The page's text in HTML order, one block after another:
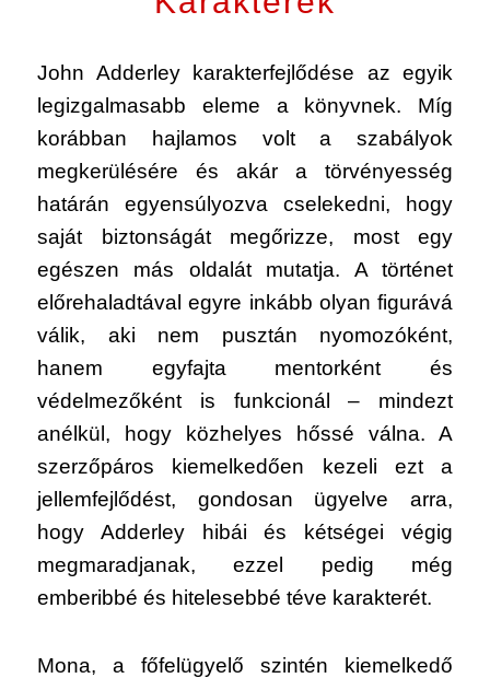
John Adderley karakterfejlődése az egyik
legizgalmasabb eleme a könyvnek. Míg
korábban hajlamos volt a szabályok
megkerülésére és akár a törvényesség
határán egyensúlyozva cselekedni, hogy
saját biztonságát megőrizze, most egy
egészen más oldalát mutatja. A történet
előrehaladtával egyre inkább olyan figurává
válik, aki nem pusztán nyomozóként,
hanem egyfajta mentorként és
védelmezőként is funkcionál – mindezt
anélkül, hogy közhelyes hőssé válna. A
szerzőpáros kiemelkedően kezeli ezt a
jellemfejlődést, gondosan ügyelve arra,
hogy Adderley hibái és kétségei végig
megmaradjanak, ezzel pedig még
emberibbé és hitelesebbé téve karakterét.
Mona, a főfelügyelő szintén kiemelkedő